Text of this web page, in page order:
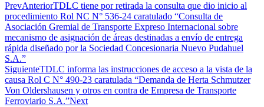
PrevAnteriorTDLC tiene por retirada la consulta que dio inicio al
procedimiento Rol NC N° 536-24 caratulado “Consulta de
Asociación Gremial de Transporte Expreso Internacional sobre
mecanismo de asignación de áreas destinadas a envío de entrega
rápida diseñado por la Sociedad Concesionaria Nuevo Pudahuel
S.A.”
SiguienteTDLC informa las instrucciones de acceso a la vista de la
causa Rol C N° 490-23 caratulada “Demanda de Herta Schmutzer
Von Oldershausen y otros en contra de Empresa de Transporte
Ferroviario S.A.”Next